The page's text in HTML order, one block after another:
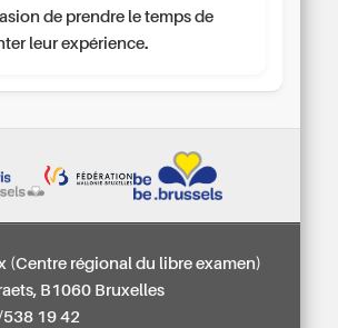
de prendre le temps de
leur expérience.
(Centre régional du libre examen)
B1060 Bruxelles
538 19 42